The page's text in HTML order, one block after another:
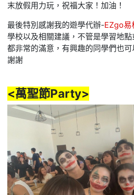
末放假用力玩，祝福大家！加油！
最後特別感謝我的遊學代辦-EZgo易
學校以及相關建議，不管是學習地
都非常的滿意，有興趣的同學們也可
謝謝
<萬聖節Party>